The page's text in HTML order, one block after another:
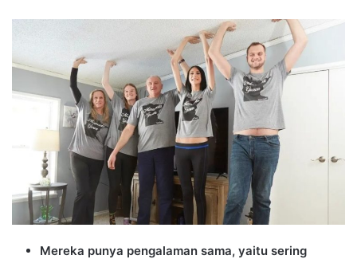
Mereka punya pengalaman sama, yaitu sering